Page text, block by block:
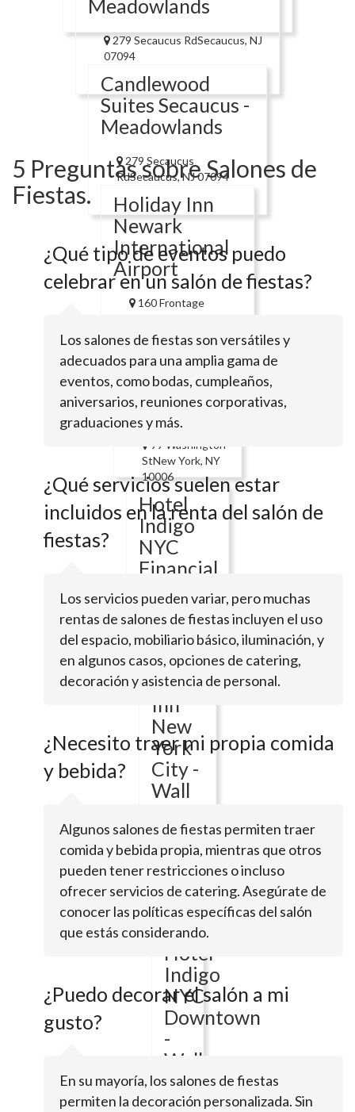
Meadowlands
279 Secaucus RdSecaucus, NJ
07094
Candlewood
Suites Secaucus -
Meadowlands
279 Secaucus
RdSecaucus, NJ 07094
Holiday Inn
Newark
International
Airport
160 Frontage
Holiday Inn
Manhattan-
Financial
District
99 Washington
StNew York, NY
10006
Hotel
Indigo
NYC
Financial
District
50 Trinity
PlNew York,
NY 10006
Holiday
Inn
New
York
City -
Wall
51
Nassau
StNew
York,
NY
10038
Hotel
Indigo
NYC
Downtown
-
Wall
Street
5 Preguntas sobre Salones de
Fiestas.
¿Qué tipo de eventos puedo
celebrar en un salón de fiestas?
Los salones de fiestas son versátiles y
adecuados para una amplia gama de
eventos, como bodas, cumpleaños,
aniversarios, reuniones corporativas,
graduaciones y más.
¿Qué servicios suelen estar
incluidos en la renta del salón de
fiestas?
Los servicios pueden variar, pero muchas
rentas de salones de fiestas incluyen el uso
del espacio, mobiliario básico, iluminación, y
en algunos casos, opciones de catering,
decoración y asistencia de personal.
¿Necesito traer mi propia comida
y bebida?
Algunos salones de fiestas permiten traer
comida y bebida propia, mientras que otros
pueden tener restricciones o incluso
ofrecer servicios de catering. Asegúrate de
conocer las políticas específicas del salón
que estás considerando.
¿Puedo decorar el salón a mi
gusto?
En su mayoría, los salones de fiestas
permiten la decoración personalizada. Sin